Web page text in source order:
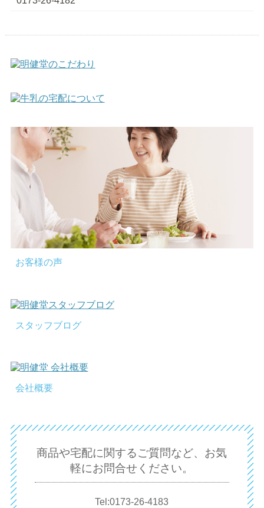
お客様の声
スタッフブログ
会社概要
商品や宅配に関するご質問など、お気
軽にお問合せください。
Tel:0173-26-4183